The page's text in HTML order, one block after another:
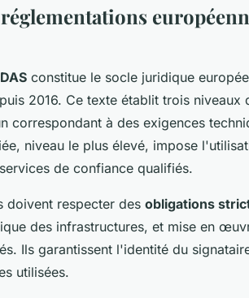
constitue le socle juridique
2016. Ce texte établit trois niveaux
correspondant à des exigences
niveau le plus élevé, impose
de confiance qualifiés.
doivent respecter des obligations
des infrastructures, et mise en
Ils garantissent l'identité du
utilisées.